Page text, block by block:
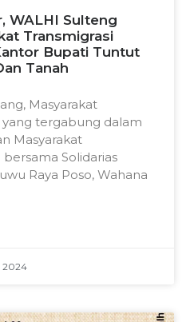
WALHI Sulteng
Transmigrasi
Bupati Tuntut
Tanah
Masyarakat
yang tergabung dalam
Masyarakat
Solidarias
Raya Poso, Wahana
2024